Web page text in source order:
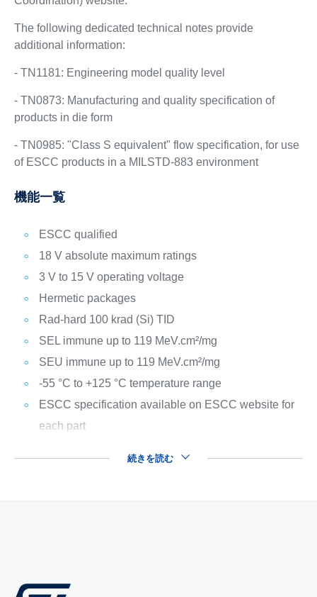
The following dedicated technical notes provide
additional information:
- TN1181: Engineering model quality level
- TN0873: Manufacturing and quality specification of
products in die form
- TN0985: "Class S equivalent" flow specification, for use
of ESCC products in a MILSTD-883 environment
機能一覧
ESCC qualified
18 V absolute maximum ratings
3 V to 15 V operating voltage
Hermetic packages
Rad-hard 100 krad (Si) TID
SEL immune up to 119 MeV.cm²/mg
SEU immune up to 119 MeV.cm²/mg
-55 °C to +125 °C temperature range
ESCC specification available on ESCC website for
each part
続きを読む